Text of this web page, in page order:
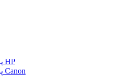
پرینتر لیزری HP
پرینتر لیزری Canon